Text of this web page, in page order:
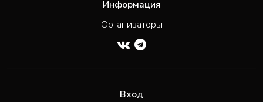
Информация
Организаторы
Вход